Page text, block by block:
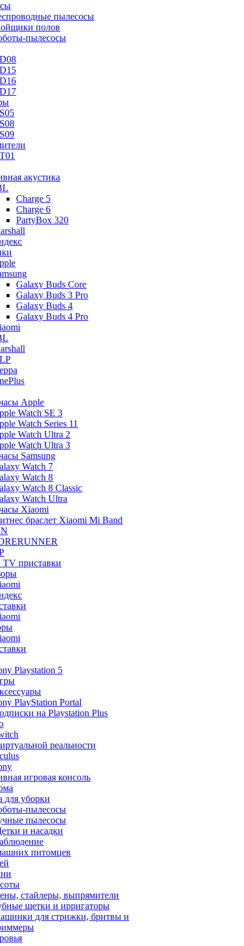
пылесосы
полов
пылесосы
акустика
Charge 5
Charge 6
PartyBox 320
Galaxy Buds Core
Galaxy Buds 3 Pro
Galaxy Buds 4
Galaxy Buds 4 Pro
Apple
Watch SE 3
Watch Series 11
Watch Ultra 2
Watch Ultra 3
Samsung
Watch 7
Watch 8
Watch 8 Classic
Watch Ultra
Xiaomi
браслет Xiaomi Mi Band
TV приставки
Playstation 5
PlayStation Portal
на Playstation Plus
реальности
игровая консоль
для уборки
пылесосы
пылесосы
и насадки
питомцев
стайлеры, выпрямители
щетки и ирригаторы
для стрижки, бритвы и